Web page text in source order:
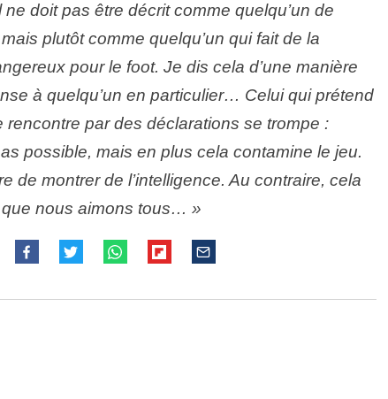
doit pas être décrit comme quelqu’un de
plutôt comme quelqu’un qui fait de la
pour le foot. Je dis cela d’une manière
à quelqu’un en particulier… Celui qui prétend
rencontre par des déclarations se trompe :
possible, mais en plus cela contamine le jeu.
de montrer de l’intelligence. Au contraire, cela
nous aimons tous… »